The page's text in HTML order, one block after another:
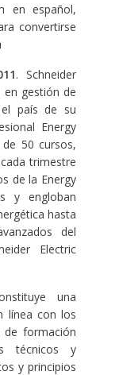
en español,
convertirse
. Schneider
en gestión de
país de su
Energy
50 cursos,
trimestre
de la Energy
y engloban
hasta
del
Electric
una
línea con los
de formación
técnicos y
y principios